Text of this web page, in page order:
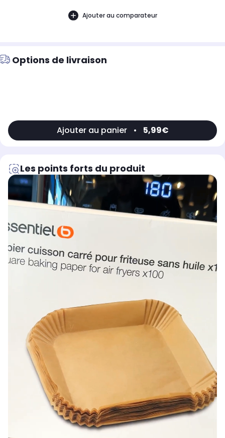
Ajouter au comparateur
Options de livraison
Ajouter au panier • 5,99€
Les points forts du produit